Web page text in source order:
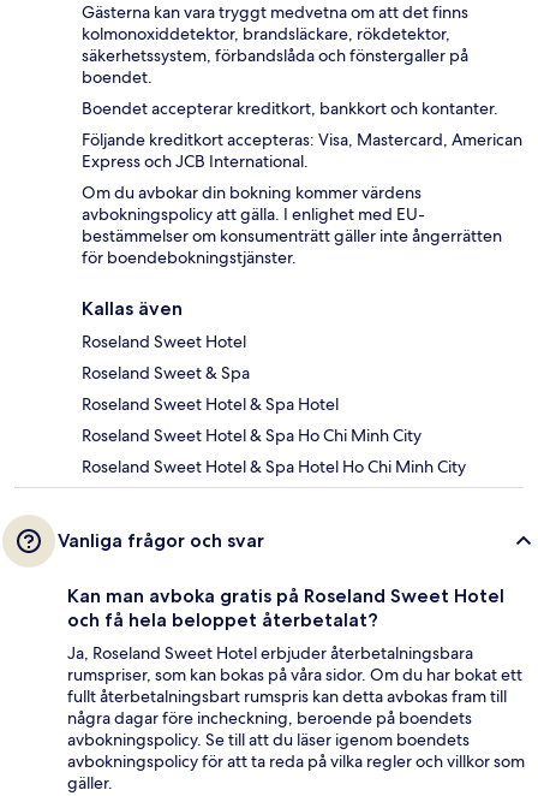
Gästerna kan vara tryggt medvetna om att det finns
kolmonoxiddetektor, brandsläckare, rökdetektor,
säkerhetssystem, förbandslåda och fönstergaller på
boendet.
Boendet accepterar kreditkort, bankkort och kontanter.
Följande kreditkort accepteras: Visa, Mastercard, American
Express och JCB International.
Om du avbokar din bokning kommer värdens
avbokningspolicy att gälla. I enlighet med EU-
bestämmelser om konsumenträtt gäller inte ångerrätten
för boendebokningstjänster.
Kallas även
Roseland Sweet Hotel
Roseland Sweet & Spa
Roseland Sweet Hotel & Spa Hotel
Roseland Sweet Hotel & Spa Ho Chi Minh City
Roseland Sweet Hotel & Spa Hotel Ho Chi Minh City
Vanliga frågor och svar
Kan man avboka gratis på Roseland Sweet Hotel
och få hela beloppet återbetalat?
Ja, Roseland Sweet Hotel erbjuder återbetalningsbara
rumspriser, som kan bokas på våra sidor. Om du har bokat ett
fullt återbetalningsbart rumspris kan detta avbokas fram till
några dagar före incheckning, beroende på boendets
avbokningspolicy. Se till att du läser igenom boendets
avbokningspolicy för att ta reda på vilka regler och villkor som
gäller.